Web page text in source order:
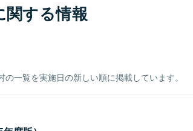
関する情報
一覧を実施日の新しい順に掲載しています。